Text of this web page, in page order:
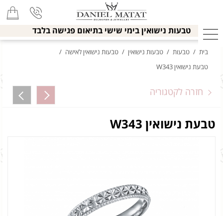
טבעות נישואין בימי שישי בתיאום פגישה בלבד
בית / טבעות / טבעות נישואין / טבעות נישואין לאישה /
טבעת נישואין W343
חזרה לקטגוריה
טבעת נישואין W343